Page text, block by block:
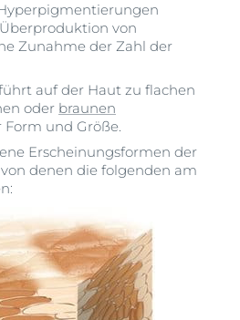
von
Zunahme der Zahl der
auf der Haut zu flachen
oder braunen
Form und Größe.
Erscheinungsformen der
denen die folgenden am